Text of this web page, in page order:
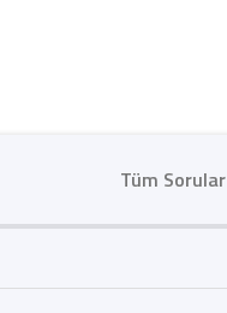
Tüm Sorular